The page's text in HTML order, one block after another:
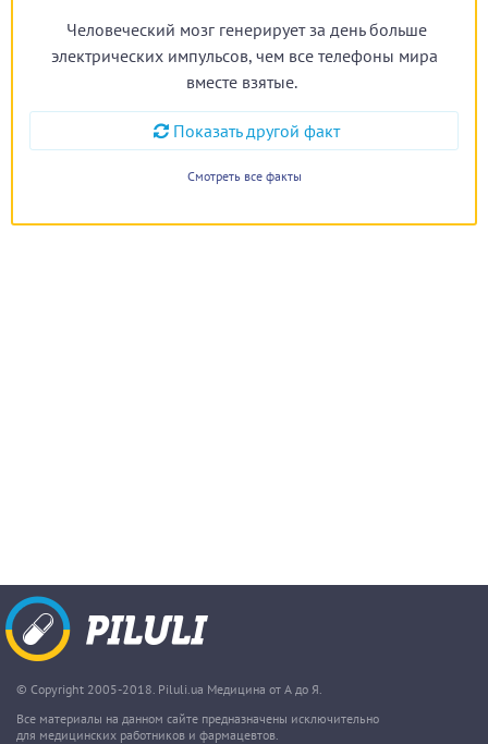
Человеческий мозг генерирует за день больше
электрических импульсов, чем все телефоны мира
вместе взятые.
Показать другой факт
Смотреть все факты
© Copyright 2005-2018. Piluli.ua Медицина от А до Я.
Все материалы на данном сайте предназначены исключительно
для медицинских работников и фармацевтов.